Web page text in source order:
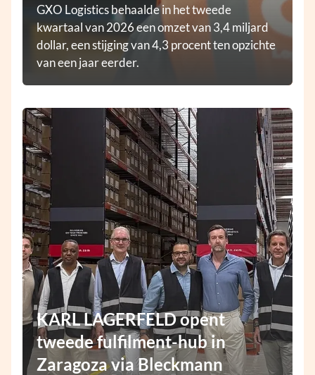
GXO Logistics behaalde in het tweede
kwartaal van 2026 een omzet van 3,4 miljard
dollar, een stijging van 4,3 procent ten opzichte
van een jaar eerder.
KARL LAGERFELD opent
tweede fulfilment-hub in
Zaragoza via Bleckmann